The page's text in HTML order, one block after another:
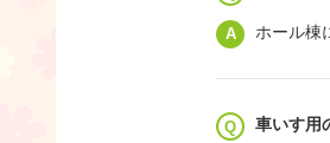
ホール棟
車いす用